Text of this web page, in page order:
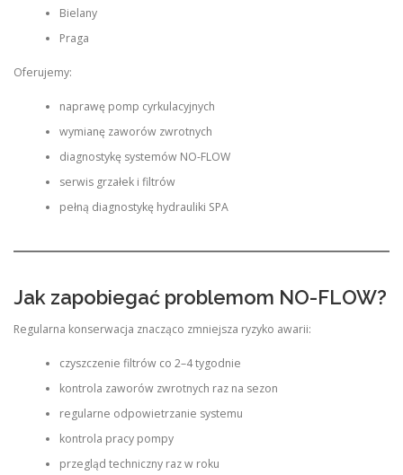
Bielany
Praga
Oferujemy:
naprawę pomp cyrkulacyjnych
wymianę zaworów zwrotnych
diagnostykę systemów NO-FLOW
serwis grzałek i filtrów
pełną diagnostykę hydrauliki SPA
Jak zapobiegać problemom NO-FLOW?
Regularna konserwacja znacząco zmniejsza ryzyko awarii:
czyszczenie filtrów co 2–4 tygodnie
kontrola zaworów zwrotnych raz na sezon
regularne odpowietrzanie systemu
kontrola pracy pompy
przegląd techniczny raz w roku